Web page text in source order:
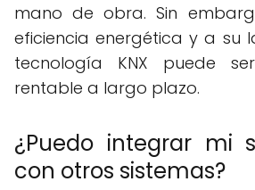
mano de obra. Sin
eficiencia energética y a su
tecnología KNX puede
rentable a largo plazo.
¿Puedo integrar mi
con otros sistemas?